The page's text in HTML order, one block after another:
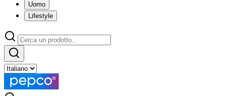
Uomo
Lifestyle